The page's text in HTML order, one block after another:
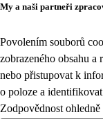
My a naši partneři
Povolením souborů
zobrazeného obsahu
nebo přistupovat k
o poloze a
Zodpovědnost